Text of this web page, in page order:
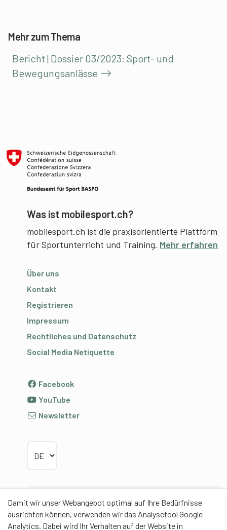
Damit wir unser Webangebot optimal auf Ihre Bedürfnisse
ausrichten können, verwenden wir das Analysetool Google
Analytics. Dabei wird Ihr Verhalten auf der Website in
Mehr zum Thema
Bericht | Dossier 03/2023: Sport- und
Bewegungsanlässe
Was ist mobilesport.ch?
mobilesport.ch ist die praxisorientierte Plattform
für Sportunterricht und Training. Mehr erfahren
Über uns
Kontakt
Registrieren
Impressum
Rechtliches und Datenschutz
Social Media Netiquette
Facebook
YouTube
Newsletter
Partner